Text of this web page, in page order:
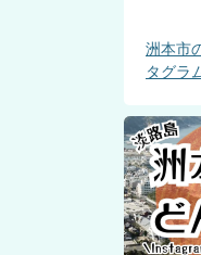
洲本市
タグラ